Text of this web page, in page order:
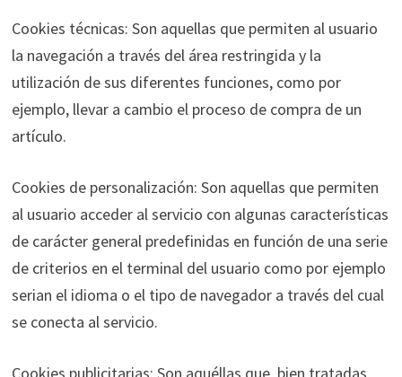
Cookies técnicas: Son aquellas que permiten al usuario
la navegación a través del área restringida y la
utilización de sus diferentes funciones, como por
ejemplo, llevar a cambio el proceso de compra de un
artículo.
Cookies de personalización: Son aquellas que permiten
al usuario acceder al servicio con algunas características
de carácter general predefinidas en función de una serie
de criterios en el terminal del usuario como por ejemplo
serian el idioma o el tipo de navegador a través del cual
se conecta al servicio.
Cookies publicitarias: Son aquéllas que, bien tratadas